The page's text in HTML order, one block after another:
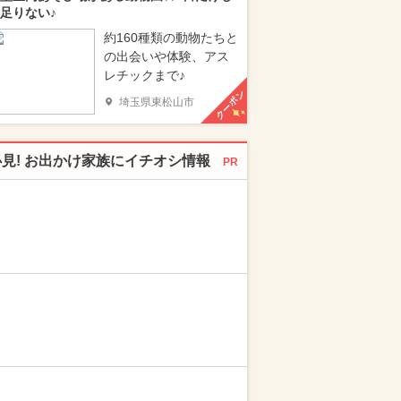
りない♪
約160種類の動物たちと
の出会いや体験、アス
レチックまで♪
埼玉県東松山市 クーポン
! お出かけ家族にイチオシ情報 PR